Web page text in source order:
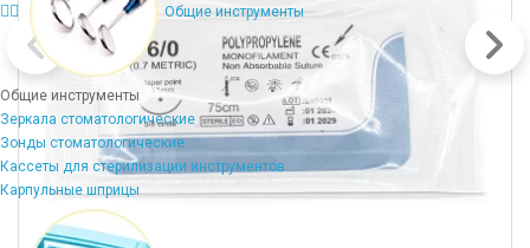
Общие инструменты
Общие инструменты
Зеркала стоматологические
Зонды стоматологические
Кассеты для стерилизации инструментов
Карпульные шприцы